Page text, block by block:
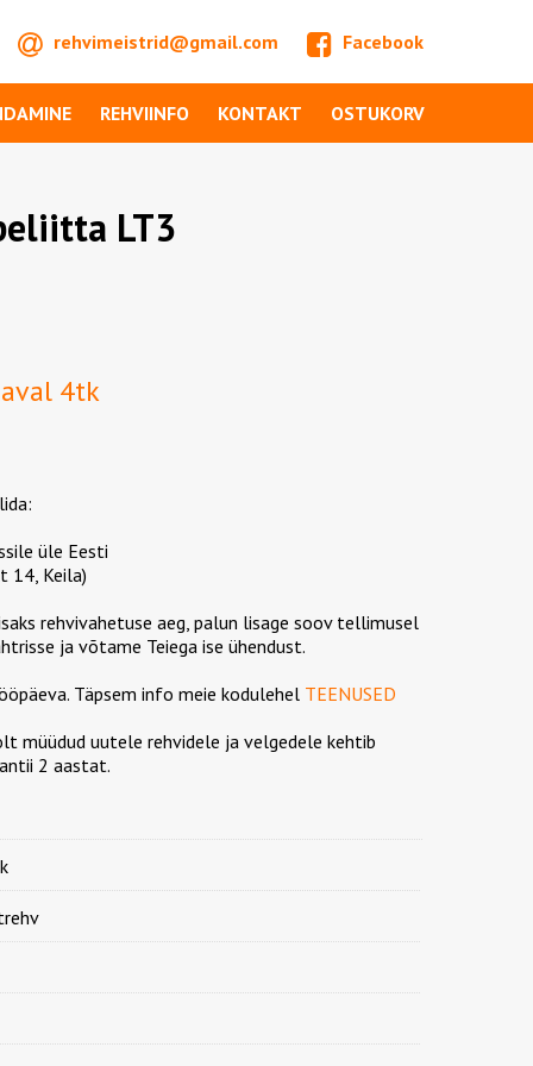
rehvimeistrid@gmail.com Facebook
REHVIINFO KONTAKT OSTUKORV
LT3
4tk
üle Eesti
14, Keila)
rehvivahetuse aeg, palun lisage soov tellimusel
ja võtame Teiega ise ühendust.
Täpsem info meie kodulehel TEENUSED
müüdud uutele rehvidele ja velgedele kehtib
2 aastat.